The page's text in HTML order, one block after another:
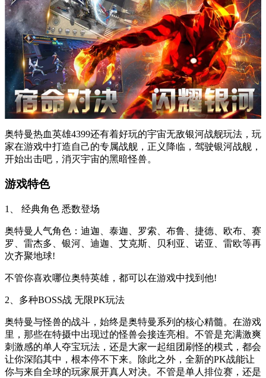
奥特曼热血英雄4399还有着好玩的宇宙无敌银河战舰玩法，玩
家在游戏中打造自己的专属战舰，正义降临，驾驶银河战舰，
开始出击吧，消灭宇宙的黑暗怪兽。
游戏特色
1、 经典角色 悉数登场
奥特曼人气角色：迪迦、泰迦、罗索、布鲁、捷德、欧布、赛
罗、雷杰多、银河、迪迦、艾克斯、贝利亚、诺亚、雷欧等再
次齐聚地球!
不管你喜欢哪位奥特英雄，都可以在游戏中找到他!
2、多种BOSS战 无限PK玩法
奥特曼与怪兽的战斗，始终是奥特曼系列的核心精髓。在游戏
里，那些在特摄中出现过的怪兽会接连亮相。不管是充满激爽
刺激感的单人夺宝玩法，还是大家一起组团刷怪的模式，都会
让你深陷其中，根本停不下来。除此之外，全新的PK战能让
你与来自全球的玩家展开真人对决。不管是单人排位赛，还是